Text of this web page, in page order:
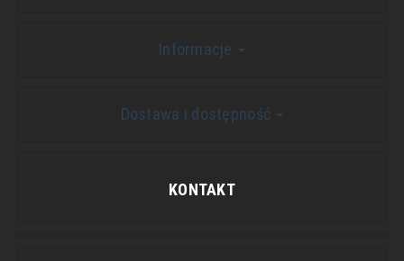
Informacje
Dostawa i dostępność
KONTAKT